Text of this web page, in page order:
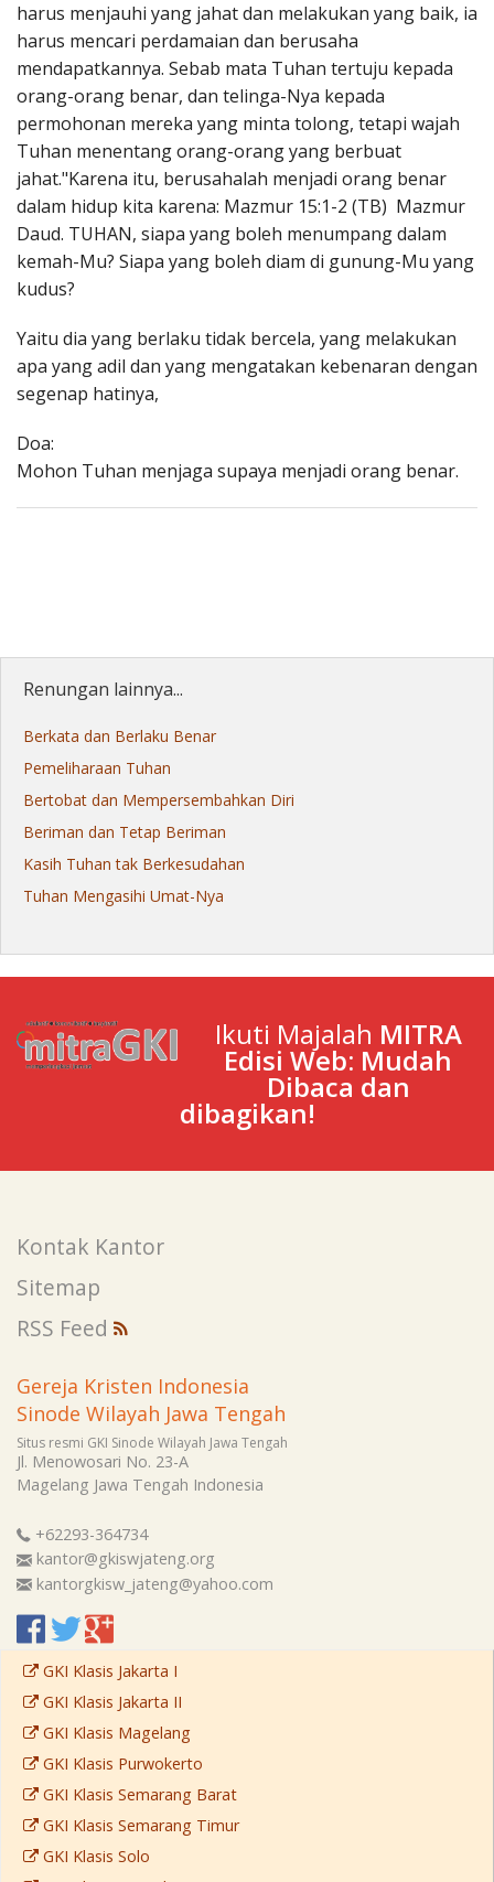
harus menjauhi yang jahat dan melakukan yang baik, ia
harus mencari perdamaian dan berusaha
mendapatkannya. Sebab mata Tuhan tertuju kepada
orang-orang benar, dan telinga-Nya kepada
permohonan mereka yang minta tolong, tetapi wajah
Tuhan menentang orang-orang yang berbuat
jahat."Karena itu, berusahalah menjadi orang benar
dalam hidup kita karena: Mazmur 15:1-2 (TB) Mazmur
Daud. TUHAN, siapa yang boleh menumpang dalam
kemah-Mu? Siapa yang boleh diam di gunung-Mu yang
kudus?
Yaitu dia yang berlaku tidak bercela, yang melakukan
apa yang adil dan yang mengatakan kebenaran dengan
segenap hatinya,
Doa:
Mohon Tuhan menjaga supaya menjadi orang benar.
Renungan lainnya...
Berkata dan Berlaku Benar
Pemeliharaan Tuhan
Bertobat dan Mempersembahkan Diri
Beriman dan Tetap Beriman
Kasih Tuhan tak Berkesudahan
Tuhan Mengasihi Umat-Nya
Ikuti Majalah MITRA
Edisi Web: Mudah
Dibaca dan
dibagikan!
Kontak Kantor
Sitemap
RSS Feed
Gereja Kristen Indonesia
Sinode Wilayah Jawa Tengah
Situs resmi GKI Sinode Wilayah Jawa Tengah
Jl. Menowosari No. 23-A
Magelang Jawa Tengah Indonesia
+62293-364734
kantor@gkiswjateng.org
kantorgkisw_jateng@yahoo.com
GKI Klasis Jakarta I
GKI Klasis Jakarta II
GKI Klasis Magelang
GKI Klasis Purwokerto
GKI Klasis Semarang Barat
GKI Klasis Semarang Timur
GKI Klasis Solo